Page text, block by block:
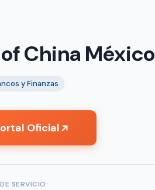
China México
y Finanzas
Oficial↗
SERVICIO: